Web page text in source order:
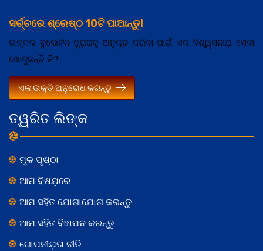
ତ୍ୱରିତ ଲିଙ୍କ
ମୂଳ ପୃଷ୍ଠା
ଆମ ବିଷଯ଼ରେ
ଆମ ସହିତ ଯୋଗାଯୋଗ କରନ୍ତୁ
ଆମ ସହିତ ବିଜ୍ଞାପନ କରନ୍ତୁ
ଗୋପନୀଯ଼ତା ନୀତି
ସର୍ଚ୍ଚରେ ଶ୍ରେଷ୍ଠ 10ଟି ପାଆନ୍ତୁ!
ଉତ୍କଳ ବୁଲେଟିନ ନ୍ଯ଼ୁଜକୁ ଅନୁକୂଳ କରିବା ପାଇଁ ଏକ ବିଶ୍ୱସନୀଯ଼ ସେବା
ଖୋଜୁଛନ୍ତି କି?
ଏକ ଉକ୍ତି ଅନୁରୋଧ କରନ୍ତୁ